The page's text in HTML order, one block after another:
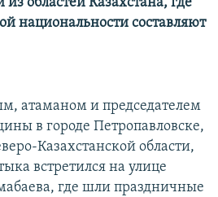
областей Казахстана, где
национальности составляют
атаманом и председателем
в городе Петропавловске,
Казахстанской области,
встретился на улице
где шли праздничные